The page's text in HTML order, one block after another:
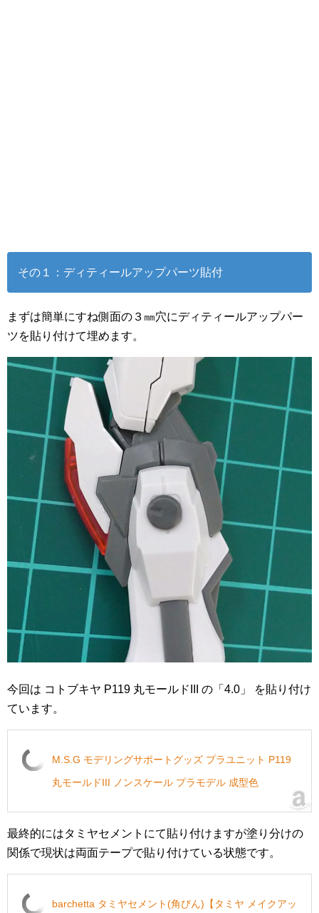
その１：ディティールアップパーツ貼付
まずは簡単にすね側面の３㎜穴にディティールアップパー
ツを貼り付けて埋めます。
今回は コトブキヤ P119 丸モールドIII の「4.0」 を貼り付け
ています。
M.S.G モデリングサポートグッズ プラユニット P119
丸モールドIII ノンスケール プラモデル 成型色
最終的にはタミヤセメントにて貼り付けますが塗り分けの
関係で現状は両面テープで貼り付けている状態です。
barchetta タミヤセメント(角びん)【タミヤ メイクアッ